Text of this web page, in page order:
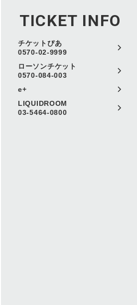
TICKET INFO
チケットぴあ
0570-02-9999
ローソンチケット
0570-084-003
e+
LIQUIDROOM
03-5464-0800